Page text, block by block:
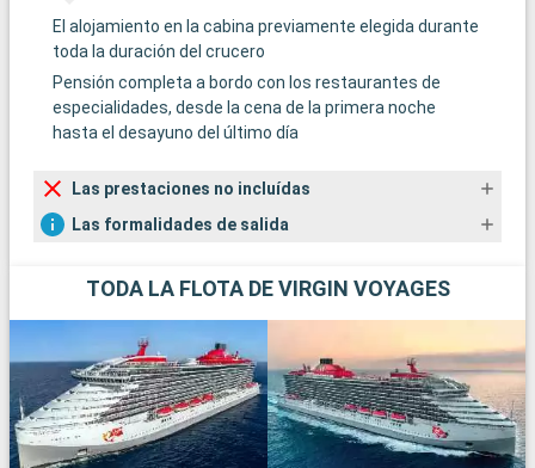
El alojamiento en la cabina previamente elegida durante
toda la duración del crucero
Pensión completa a bordo con los restaurantes de
especialidades, desde la cena de la primera noche
hasta el desayuno del último día
Las prestaciones no incluídas
Las formalidades de salida
TODA LA FLOTA DE VIRGIN VOYAGES